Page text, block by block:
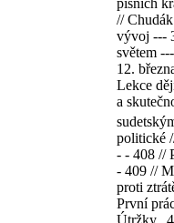
písních
//
vývoj ---
světem
12.
Lekce
a
politické
- - 408 //
- 409 //
proti
První